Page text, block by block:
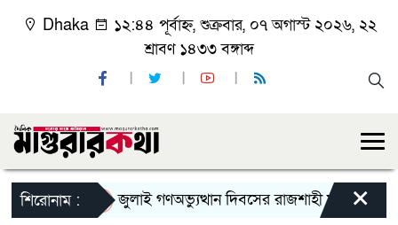
Dhaka
১২:৪৪ পূর্বাহ্ন, শুক্রবার, ০৭ অগাস্ট ২০২৬, ২২
শ্রাবণ ১৪৩৩ বঙ্গাব্দ
শিরোনাম : জুলাই গণঅভ্যুত্থান দিবসের রাজশাহী মহানগর ×